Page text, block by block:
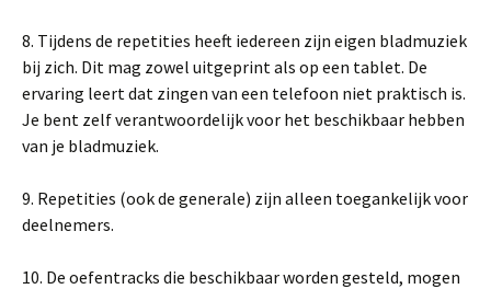
8. Tijdens de repetities heeft iedereen zijn eigen bladmuziek
bij zich. Dit mag zowel uitgeprint als op een tablet. De
ervaring leert dat zingen van een telefoon niet praktisch is.
Je bent zelf verantwoordelijk voor het beschikbaar hebben
van je bladmuziek.
9. Repetities (ook de generale) zijn alleen toegankelijk voor
deelnemers.
10. De oefentracks die beschikbaar worden gesteld, mogen